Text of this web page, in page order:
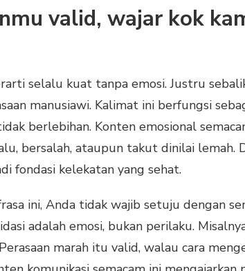
valid, wajar kok
selalu kuat tanpa emosi. Justru
manusiawi. Kalimat ini berfungsi
berlebihan. Konten emosional
bersalah, ataupun takut dinilai lemah.
fondasi kelekatan yang sehat.
ini, Anda tidak wajib setuju dengan
adalah emosi, bukan perilaku.
marah itu valid, walau cara